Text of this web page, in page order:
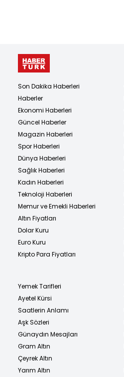
Son Dakika Haberleri
Haberler
Ekonomi Haberleri
Güncel Haberler
Magazin Haberleri
Spor Haberleri
Dünya Haberleri
Sağlık Haberleri
Kadın Haberleri
Teknoloji Haberleri
Memur ve Emekli Haberleri
Altın Fiyatları
Dolar Kuru
Euro Kuru
Kripto Para Fiyatları
Yemek Tarifleri
Ayetel Kürsi
Saatlerin Anlamı
Aşk Sözleri
Günaydın Mesajları
Gram Altın
Çeyrek Altın
Yarım Altın